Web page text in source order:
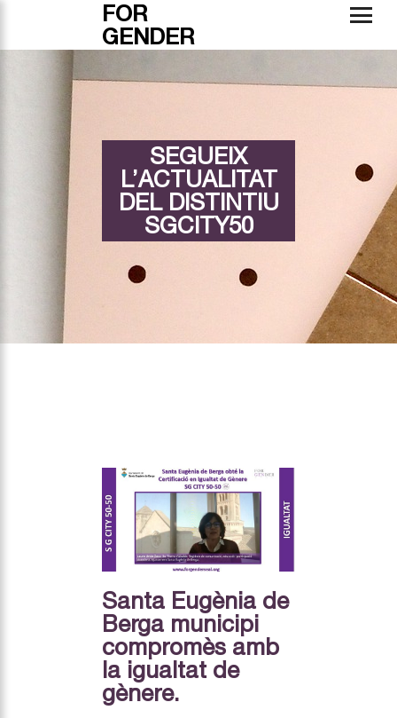
FOR
GENDER
SEGUEIX
L’ACTUALITAT
DEL DISTINTIU
SGCITY50
Santa Eugènia de
Berga municipi
compromès amb
la igualtat de
gènere.